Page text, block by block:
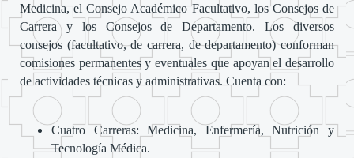
Medicina, el Consejo Académico Facultativo, los Consejos de
Carrera y los Consejos de Departamento. Los diversos
consejos (facultativo, de carrera, de departamento) conforman
comisiones permanentes y eventuales que apoyan el desarrollo
de actividades técnicas y administrativas. Cuenta con:
Cuatro Carreras: Medicina, Enfermería, Nutrición y
Tecnología Médica.